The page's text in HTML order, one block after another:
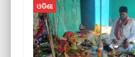
ଓଡିଶା